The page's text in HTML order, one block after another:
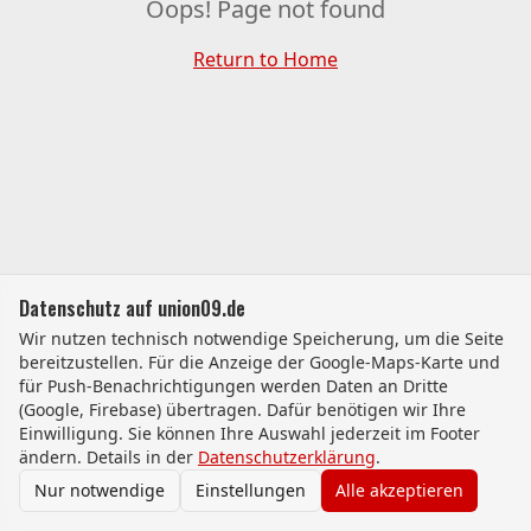
Oops! Page not found
Return to Home
Datenschutz auf union09.de
Wir nutzen technisch notwendige Speicherung, um die Seite
bereitzustellen. Für die Anzeige der Google-Maps-Karte und
für Push-Benachrichtigungen werden Daten an Dritte
(Google, Firebase) übertragen. Dafür benötigen wir Ihre
Einwilligung. Sie können Ihre Auswahl jederzeit im Footer
ändern. Details in der Datenschutzerklärung.
Nur notwendige
Einstellungen Alle akzeptieren